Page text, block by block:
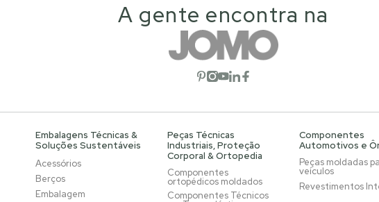
A gente encontra na
Abrir rede social
Abrir rede social
Abrir rede social
Abrir rede social
Abrir rede social
Embalagens Técnicas &
Soluções Sustentáveis
Acessórios
Berços
Embalagem
Peças Técnicas
Industriais, Proteção
Corporal & Ortopedia
Componentes
ortopédicos moldados
Componentes Técnicos
Componentes
Automotivos e
Peças moldadas
veículos
Revestimentos